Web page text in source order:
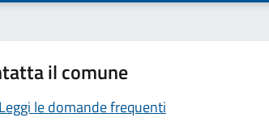
il comune
le domande frequenti